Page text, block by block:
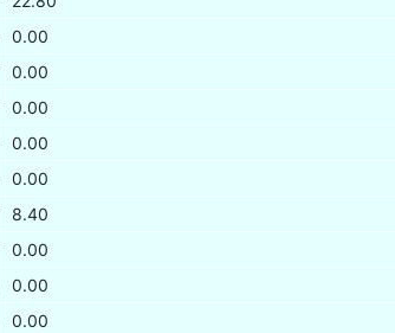
0.00
0.00
0.00
0.00
0.00
8.40
0.00
0.00
0.00